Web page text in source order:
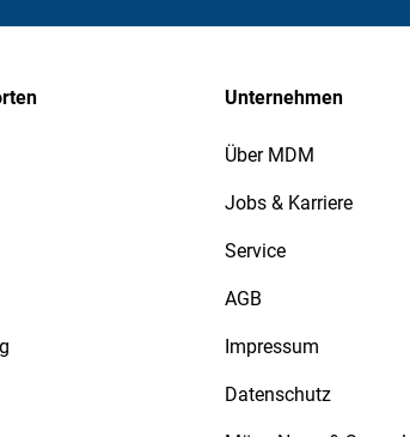
Unternehmen
Über MDM
Jobs & Karriere
Service
AGB
Impressum
Datenschutz